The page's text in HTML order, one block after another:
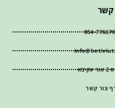
קשר
054-
צור קשר